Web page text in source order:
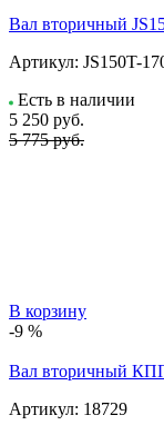
Вал вторичный
Артикул: JS150T-
Есть в наличии
5 250 руб.
5 775 руб.
В корзину
-9 %
Вал вторичный
Артикул: 18729